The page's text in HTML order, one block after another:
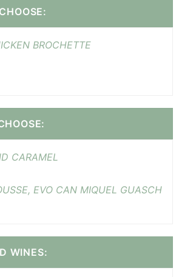
BROCHETTE
CARAMEL
EVO CAN MIQUEL GUASCH
WINES: